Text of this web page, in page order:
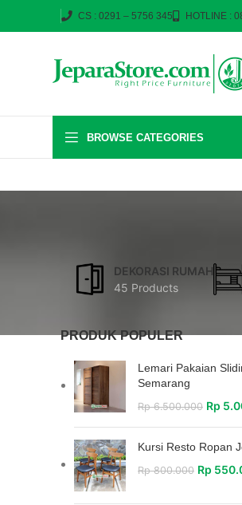
CS : 0291 – 5756 345 HOTLINE :
BROWSE CATEGORIES
DEKORASI RUMAH
45 Products
PRODUK POPULER
Lemari Pakaian
Semarang
Rp6.500.000 Rp
Kursi Resto Ropan
Rp800.000 Rp